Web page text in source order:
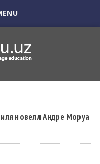
новелл Андре Моруа